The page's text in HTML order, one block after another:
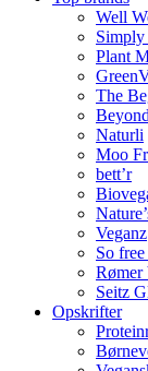
Well
Simply
Plant
The
Naturli
Moo
bett’r
Veganz
So
Rømer
Seitz
Opskrifter